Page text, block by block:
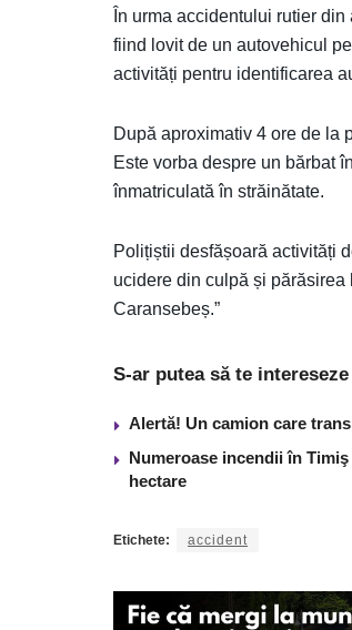
În urma accidentului rutier
fiind lovit de un autovehicul
activități pentru identificarea
După aproximativ 4 ore de la
Este vorba despre un bărbat
înmatriculată în străinătate.
Polițiștii desfășoară activități
ucidere din culpă și
Caransebeș.”
S-ar putea să te
Alertă! Un camion care
Numeroase incendii în
hectare
Etichete: accident